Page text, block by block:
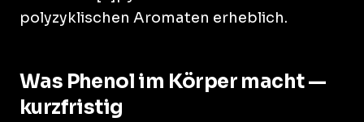
polyzyklischen Aromaten erheblich.
Was Phenol im Körper macht —
kurzfristig